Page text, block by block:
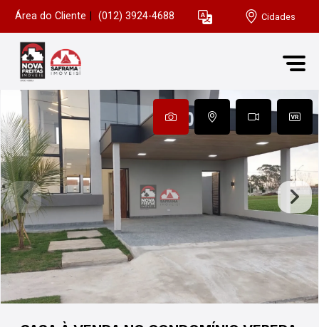
Área do Cliente (012) 3924-4688 Cidades